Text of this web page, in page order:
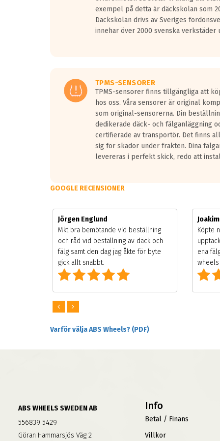
Vid körning i över 50km/h brukar
På däckmärkningen kommer det finnas en
medans de vita vågorna påvisar om det är ett tyst
Ett däck med tre svarta vågor uppnår de
exempel på detta är däckskolan som
Däckskolan drivs av Sveriges
innehar över 2000 svenska verkstäder
TPMS-SENSORER
TPMS-sensorer finns tillgängliga att
hos oss. Våra sensorer är original
som original-sensorerna. Din
dedikerade däck- och fälganläggning
certifierade av transportör. Det finns
sig för skador under frakten. Dina
levereras i perfekt skick, redo att
GOOGLE RECENSIONER
Jörgen Englund
Mkt bra bemötande vid beställning
och råd vid beställning av däck och
fälg samt den dag jag åkte för byte
gick allt snabbt.
Köpte
ena
Varför välja ABS Wheels? (PDF)
ABS WHEELS SWEDEN AB
556839 5429
Göran Hammarsjös Väg 2
Info
Betal / Finans
Villkor